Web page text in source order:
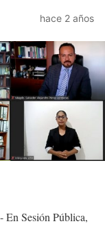
hace 2 años
En Sesión Pública,